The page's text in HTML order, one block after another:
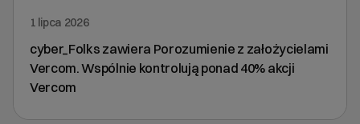
1 lipca 2026
cyber_Folks zawiera Porozumienie z założycielami
Vercom. Wspólnie kontrolują ponad 40% akcji
Vercom